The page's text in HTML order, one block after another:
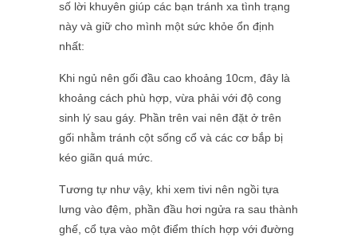
số lời khuyên giúp các bạn tránh xa tình trạng
này và giữ cho mình một sức khỏe ổn định
nhất:
Khi ngủ nên gối đầu cao khoảng 10cm, đây là
khoảng cách phù hợp, vừa phải với độ cong
sinh lý sau gáy. Phần trên vai nên đặt ở trên
gối nhằm tránh cột sống cổ và các cơ bắp bị
kéo giãn quá mức.
Tương tự như vậy, khi xem tivi nên ngồi tựa
lưng vào đệm, phần đầu hơi ngửa ra sau thành
ghế, cổ tựa vào một điểm thích hợp với đường